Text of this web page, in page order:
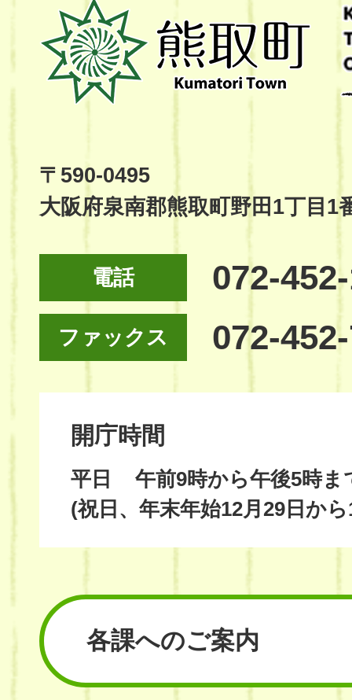
熊
取
町
Kumatori
Site
〒590-0495
大阪府泉南郡熊取町野田1丁目1
電話 072-
ファックス 072-
開庁時間
平日
午前9時から午後5時ま
(祝日、年末年始12月29日か
各課へのご案内